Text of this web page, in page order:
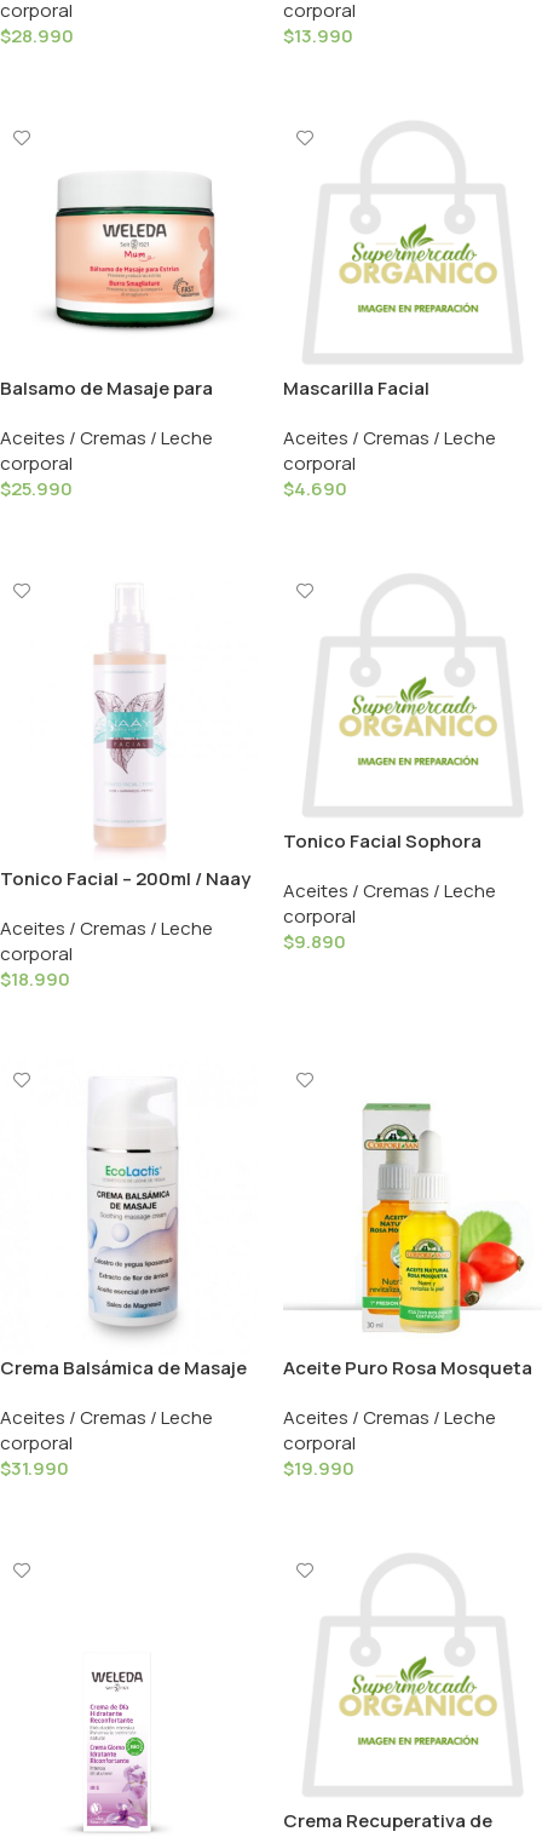
corporal
$28.990
corporal
$13.990
Balsamo de Masaje para
Aceites / Cremas / Leche
corporal
$25.990
Mascarilla Facial
Burt’s Bees
Aceites / Cremas / Leche
corporal
$4.690
Tonico Facial – 200ml / Naay
Aceites / Cremas / Leche
corporal
$18.990
Tonico Facial Sophora
Aceites / Cremas / Leche
corporal
$9.890
Crema Balsámica de Masaje
Aceites / Cremas / Leche
corporal
$31.990
Aceite Puro Rosa Mosqueta
Aceites / Cremas / Leche
corporal
$19.990
Crema Recuperativa de